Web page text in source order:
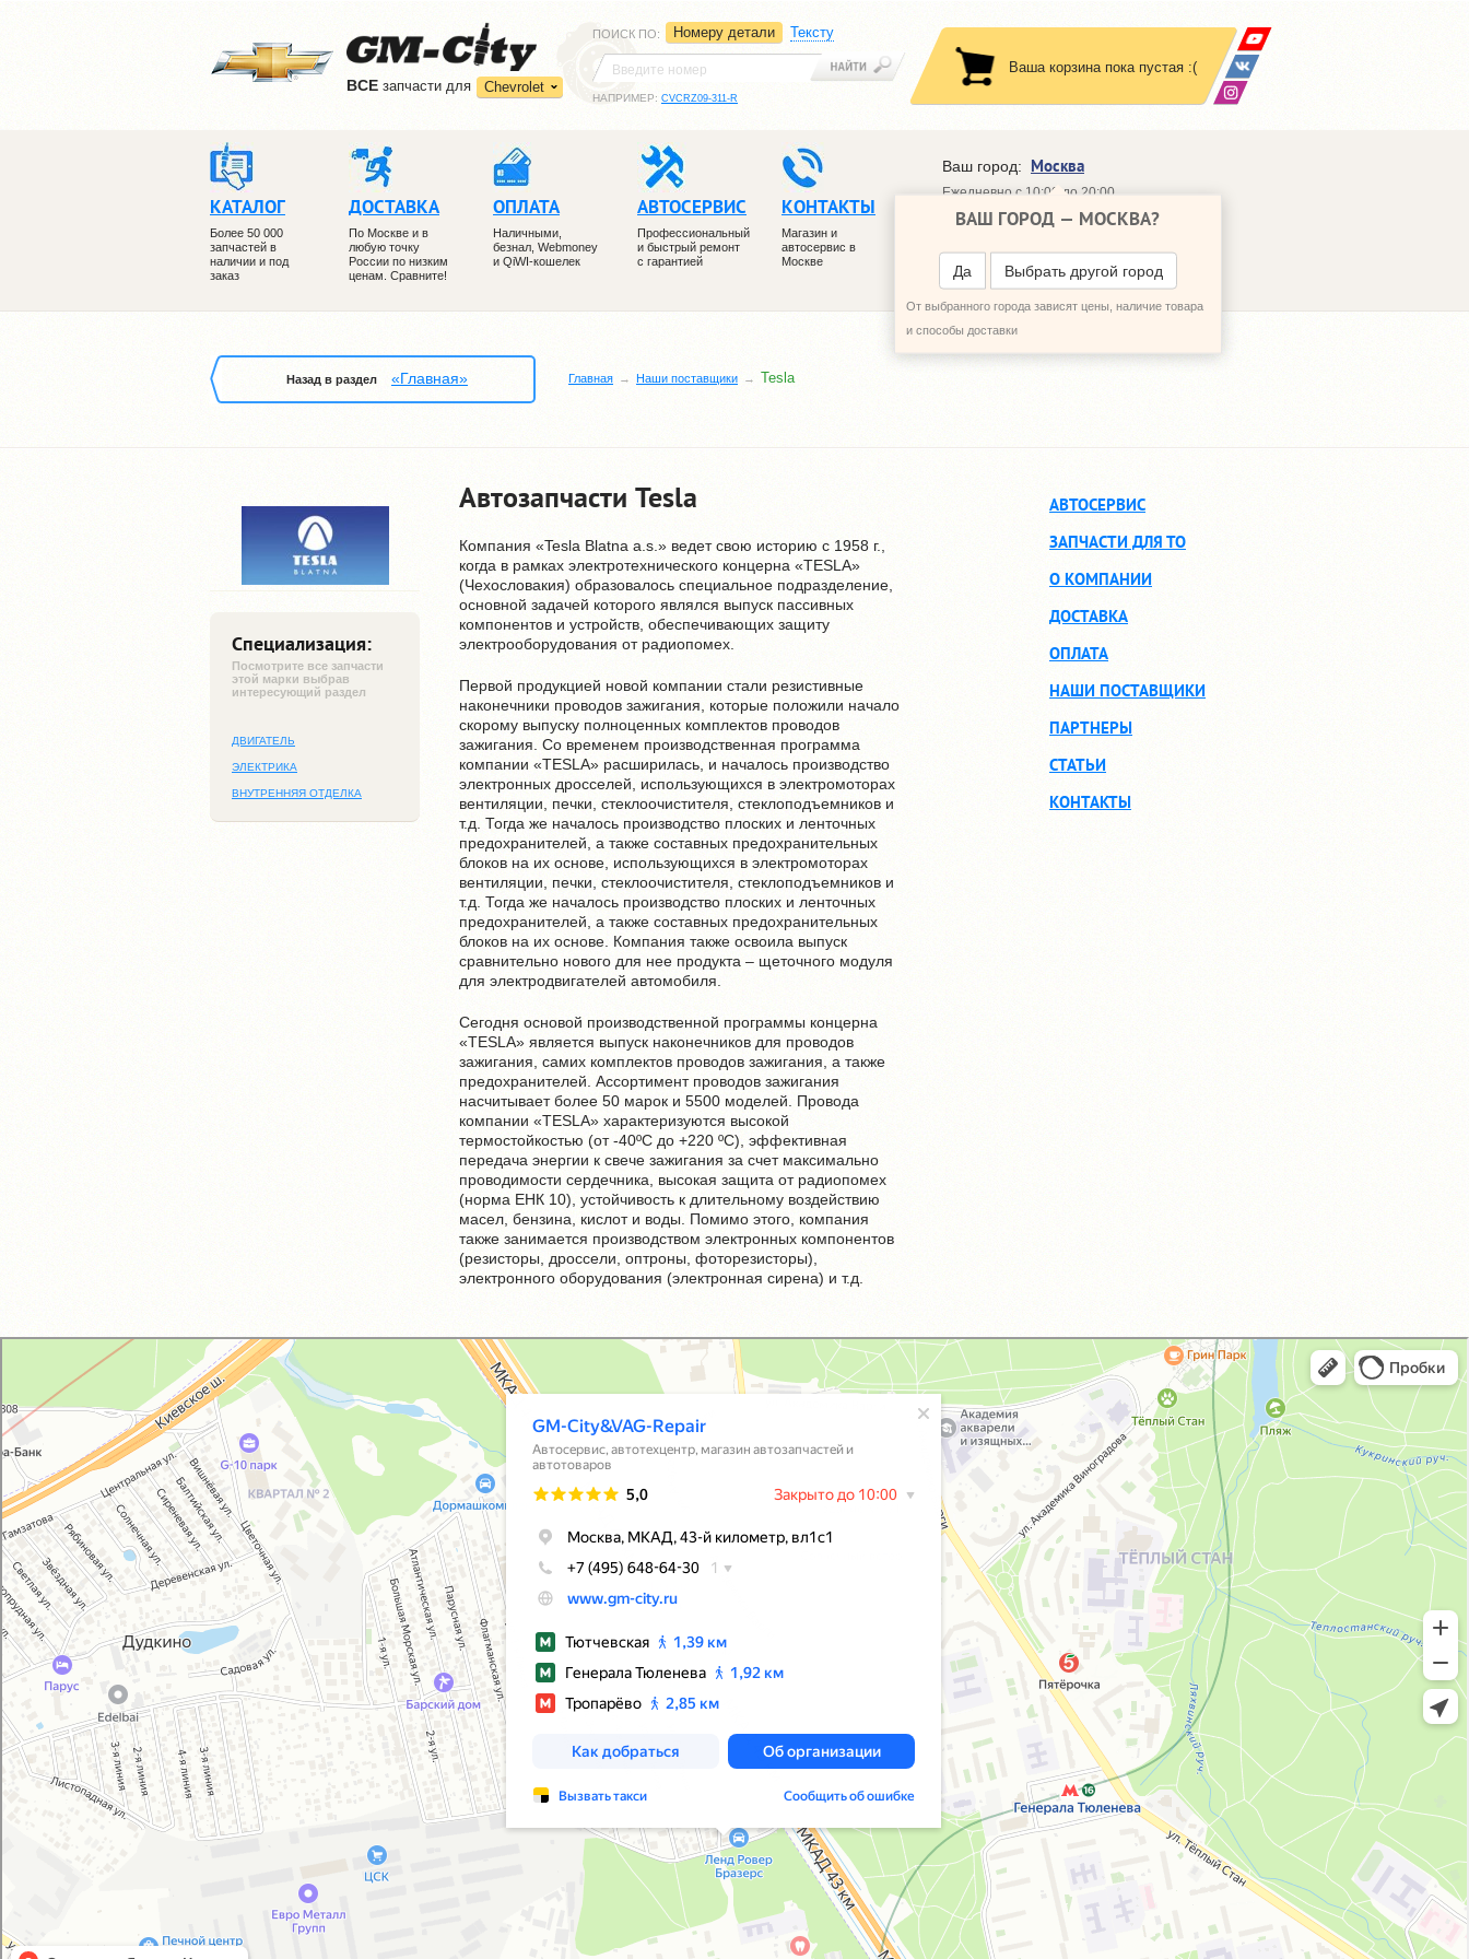
ВCE запчасти для Chevrolet
ПОИСК ПО: Номеру детали Тексту
НАПРИМЕР: CVCRZ09-311-R
Ваша корзина пока пустая :(
КАТАЛОГ
Более 50 000
запчастей в
наличии и под
заказ
ДОСТАВКА
По Москве и в
любую точку
России по низким
ценам. Сравните!
ОПЛАТА
Наличными,
безнал, Webmoney
и QiWI-кошелек
АВТОСЕРВИС
Профессиональный
и быстрый ремонт
с гарантией
КОНТАКТЫ
Магазин и
автосервис в
Москве
Ваш город: Москва
ВАШ ГОРОД — МОСКВА?
Да Выбрать другой город
От выбранного города зависят цены, наличие товара
и способы доставки
Ежедневно с 10:00 до 20:00
+7 (495) 648-64-30
ПЕРЕЗВОНИТЬ МНЕ
Назад в раздел «Главная» Главная Наши поставщики Tesla
Специализация:
Посмотрите все запчасти
этой марки выбрав
интересующий раздел
ДВИГАТЕЛЬ
ЭЛЕКТРИКА
ВНУТРЕННЯЯ ОТДЕЛКА
Автозапчасти Tesla
Компания «Tesla Blatna a.s.» ведет свою историю с 1958 г.,
когда в рамках электротехнического концерна «TESLA»
(Чехословакия) образовалось специальное подразделение,
основной задачей которого являлся выпуск пассивных
компонентов и устройств, обеспечивающих защиту
электрооборудования от радиопомех.
Первой продукцией новой компании стали резистивные
наконечники проводов зажигания, которые положили начало
скорому выпуску полноценных комплектов проводов
зажигания. Со временем производственная программа
компании «TESLA» расширилась, и началось производство
электронных дросселей, использующихся в электромоторах
вентиляции, печки, стеклоочистителя, стеклоподъемников и
т.д. Тогда же началось производство плоских и ленточных
предохранителей, а также составных предохранительных
блоков на их основе, использующихся в электромоторах
вентиляции, печки, стеклоочистителя, стеклоподъемников и
т.д. Тогда же началось производство плоских и ленточных
предохранителей, а также составных предохранительных
блоков на их основе. Компания также освоила выпуск
сравнительно нового для нее продукта – щеточного модуля
для электродвигателей автомобиля.
Сегодня основой производственной программы концерна
«TESLA» является выпуск наконечников для проводов
зажигания, самих комплектов проводов зажигания, а также
предохранителей. Ассортимент проводов зажигания
насчитывает более 50 марок и 5500 моделей. Провода
компании «TESLA» характеризуются высокой
термостойкостью (от -40ºС до +220 ºС), эффективная
передача энергии к свече зажигания за счет максимально
проводимости сердечника, высокая защита от радиопомех
(норма ЕНК 10), устойчивость к длительному воздействию
масел, бензина, кислот и воды. Помимо этого, компания
также занимается производством электронных компонентов
(резисторы, дроссели, оптроны, фоторезисторы),
электронного оборудования (электронная сирена) и т.д.
АВТОСЕРВИС
ЗАПЧАСТИ ДЛЯ ТО
О КОМПАНИИ
ДОСТАВКА
ОПЛАТА
НАШИ ПОСТАВЩИКИ
ПАРТНЕРЫ
СТАТЬИ
КОНТАКТЫ
GM-City&VAG-Repair
Автосервис, автотехцентр в Москве
Магазин автозапчастей и автотоваров в Москве